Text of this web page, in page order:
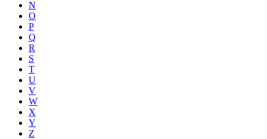
N
O
P
Q
R
S
T
U
V
W
X
Y
Z